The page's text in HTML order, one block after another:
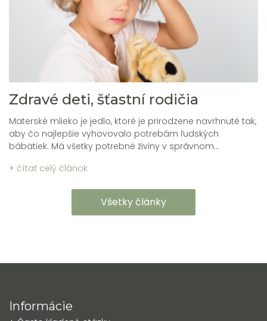
Zdravé deti, šťastní rodičia
Materské mlieko je jedlo, ktoré je prirodzene navrhnuté tak,
aby čo najlepšie vyhovovalo potrebám ľudských
bábätiek. Má všetky potrebné živiny v správnom...
+ čítať celý článok
Všetky články
Informácie